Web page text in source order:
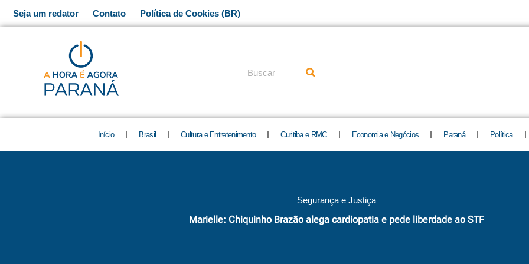
para
Seja um redator Contato Política de Cookies (BR)
Pesquisar
Início Brasil Cultura e Entretenimento Curitiba e RMC Economia e Negócios Paraná Política
Segurança e Justiça
Marielle: Chiquinho Brazão alega cardiopatia e pede liberdade ao STF